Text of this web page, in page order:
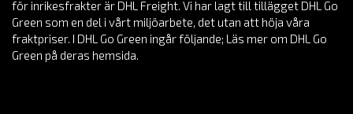
för inrikesfrakter är DHL Freight. Vi har lagt till tillägget DHL Go
Green som en del i vårt miljöarbete, det utan att höja våra
fraktpriser. I DHL Go Green ingår följande; Läs mer om DHL Go
Green på deras hemsida.